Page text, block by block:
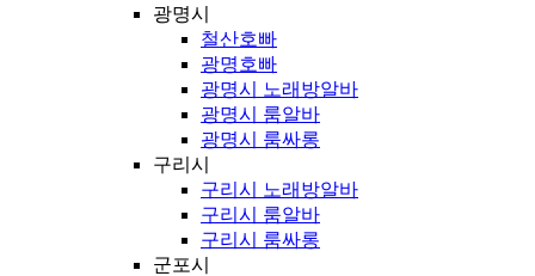
광명시
철산호빠
광명호빠
광명시 노래방알바
광명시 룸알바
광명시 룸싸롱
구리시
구리시 노래방알바
구리시 룸알바
구리시 룸싸롱
군포시